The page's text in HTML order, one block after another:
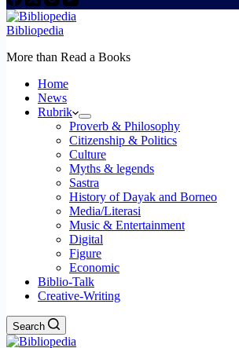
Bibliopedia
More than Read a Books
Home
News
Rubrik
Proverb & Philosophy
Citizenship & Politics
Culture
Myths & legends
Sastra
History of Dayak and Borneo
Media/Literasi
Music & Entertainment
Digital
Figure
Economic
Biblio-Talk
Creative-Writing
Search